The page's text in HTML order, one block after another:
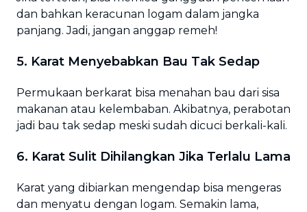
dan bahkan keracunan logam dalam jangka
panjang. Jadi, jangan anggap remeh!
5. Karat Menyebabkan Bau Tak Sedap
Permukaan berkarat bisa menahan bau dari sisa
makanan atau kelembaban. Akibatnya, perabotan
jadi bau tak sedap meski sudah dicuci berkali-kali.
6. Karat Sulit Dihilangkan Jika Terlalu Lama
Karat yang dibiarkan mengendap bisa mengeras
dan menyatu dengan logam. Semakin lama,